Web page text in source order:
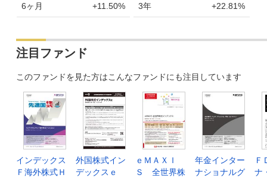
6ヶ月 +11.50% 3年 +22.81%
注目ファンド
このファンドを見た方はこんなファンドにも注目しています
インデックス
Ｆ海外株式Ｈ
外国株式イン
デックスｅ
ｅＭＡＸＩ
Ｓ 全世界株
年金インター
ナショナルグ
Ｆ
ナ